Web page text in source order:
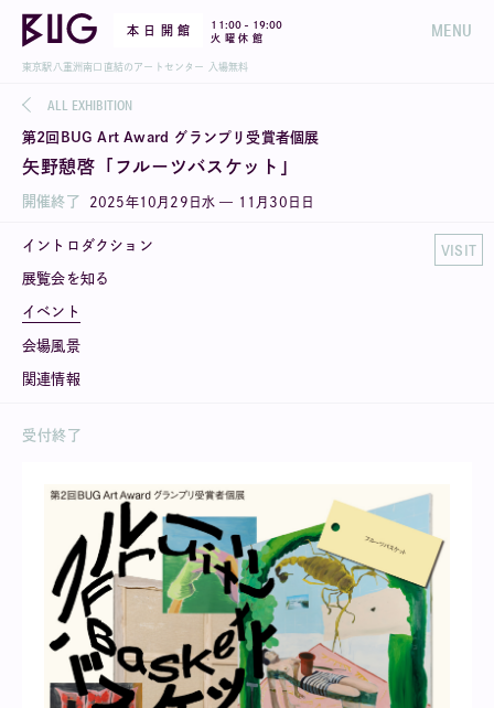
本 日 開 館 11:00 - 19:00
火 曜 休 館
MENU
東京駅八重洲南口直結のアートセンター 入場無料
ALL EXHIBITION
第2回BUG Art Award グランプリ受賞者個展
矢野憩啓「フルーツバスケット」
開催終了 2025年10 月 29 日水— 11 月 30 日 日
イントロダクション
展覧会を知る
イベント
会場風景
関連情報
VISIT
受付終了